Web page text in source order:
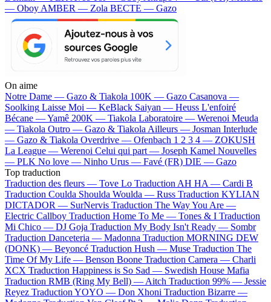
— OboyAMBER — Zola BECTE — Gazo
On aime
Notre Dame — Gazo & Tiakola 100K — Gazo Casanova —
Soolking Laisse Moi — KeBlack Saiyan — Heuss L'enfoiré
Bécane —Yamê 200K — Tiakola Laboratoire — Werenoi Meuda
— Tiakola Outro — Gazo & TiakolaAilleurs — Josman Interlude
— Gazo & Tiakola Overdrive — Ofenbach 1 2 3 4 — ZOKUSH
La League — Werenoi Celui qui part — Joseph Kamel Nouvelles
— PLK No love — Ninho Urus — Favé (FR) DIE — Gazo
Top traduction
Traduction des fleurs — Tove Lo Traduction AH HA — Cardi B
Traduction Coulda Shoulda Woulda — Russ Traduction KYLIAN
DICTADOR — SurNervis Traduction The Way You Are —
Electric Callboy Traduction Home To Me — Tones & I Traduction
Mi Chico — DJ Goja Traduction My Body Isn't Ready — Sombr
Traduction Danceteria — Madonna Traduction MORNING DEW
(DONK) — Beyoncé Traduction Hush — Muse Traduction The
Time Of My Life — Benson Boone Traduction Camera — Charli
XCX Traduction Happiness is So Sad — Swedish House Mafia
Traduction RMB (Ring My Bell) —Aitch Traduction 99% — Jessie
Reyez Traduction YOYO — Don Xhoni Traduction Bizarre —